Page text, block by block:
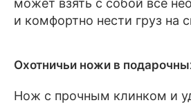
может взять с собой всё
и комфортно нести груз на
Охотничьи ножи в
Нож с прочным клинком и